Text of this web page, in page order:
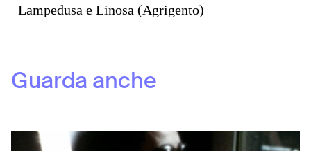
Lampedusa e Linosa (Agrigento)
Guarda anche